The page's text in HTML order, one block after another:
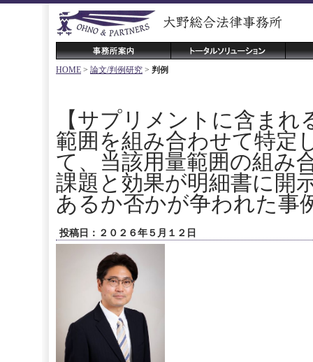
HOME > 論文/判例研究 > 判例
【サプリメントに含まれ
範囲を組み合わせて特定
て、当該用量範囲の組み
課題と効果が明細書に開
あるか否かが争われた事
投稿日：２０２６年５月１２日